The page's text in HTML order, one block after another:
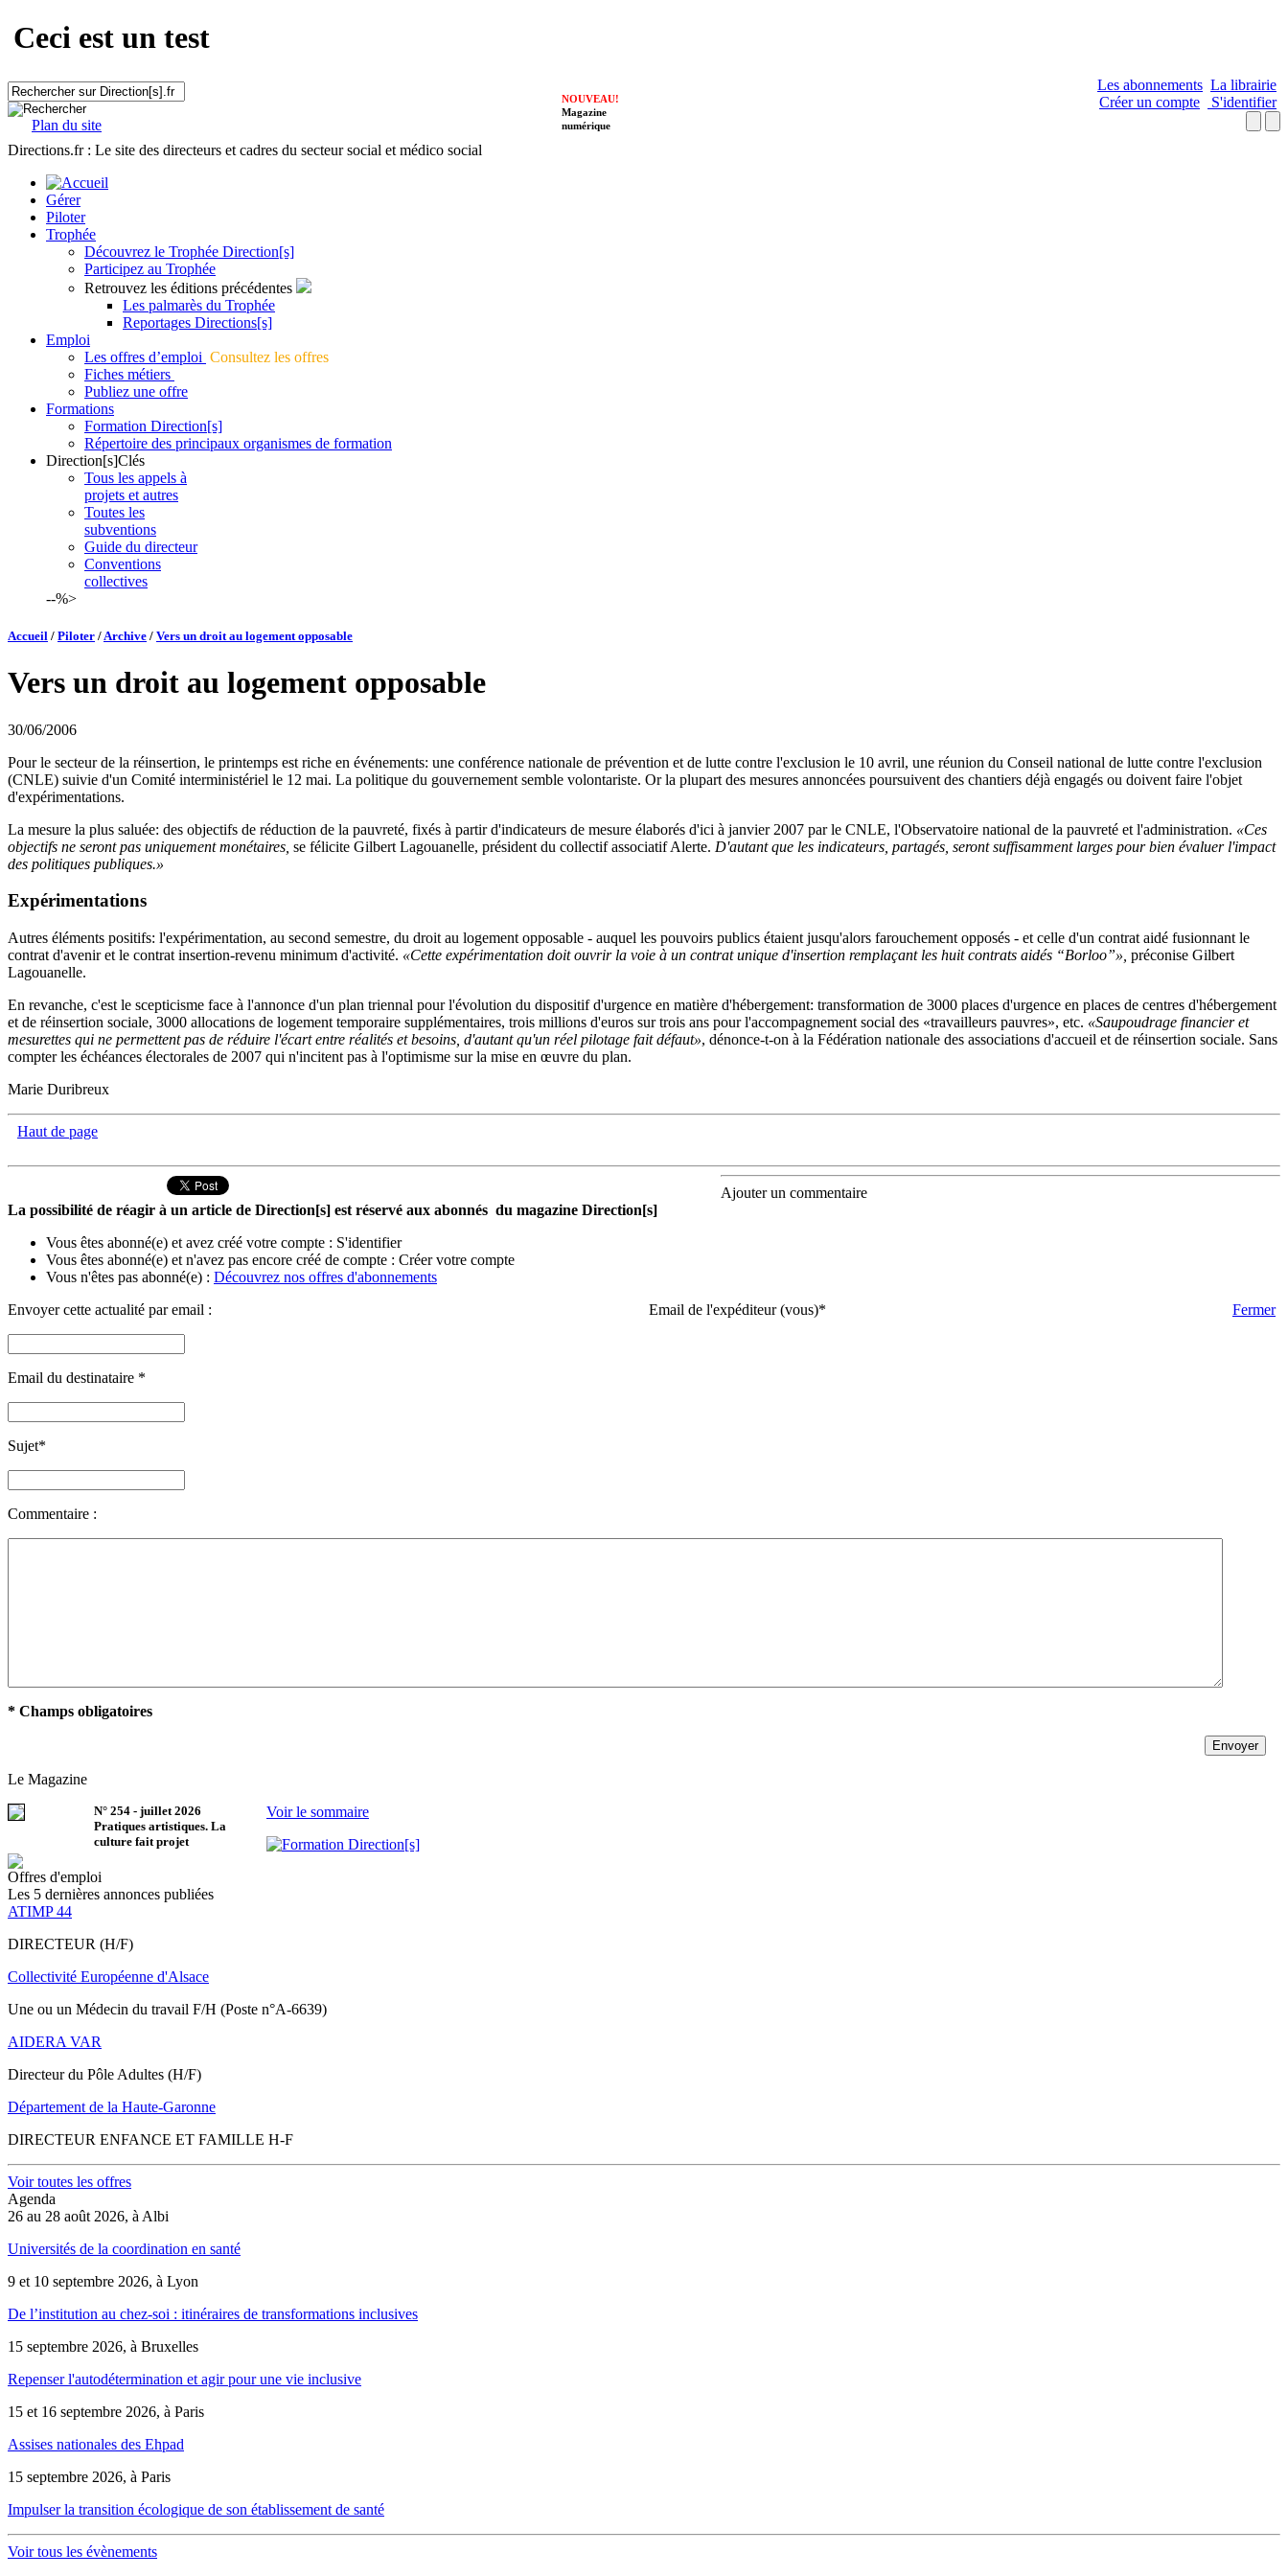
Ceci est un test
Plan du site
Les abonnements La librairie
Créer un compte
S'identifier
NOUVEAU!
Magazine
numérique
Directions.fr : Le site des directeurs et cadres du secteur social et médico social
Gérer
Piloter
Trophée
Découvrez le Trophée Direction[s]
Participez au Trophée
Retrouvez les éditions précédentes
Les palmarès du Trophée
Reportages Directions[s]
Emploi
Les offres d’emploi Consultez les offres
Fiches métiers
Publiez une offre
Formations
Formation Direction[s]
Répertoire des principaux organismes de formation
Direction[s]Clés
Tous les appels à
projets et autres
Toutes les
subventions
Guide du directeur
Conventions
collectives
--%>
Accueil / Piloter /Archive / Vers un droit au logement opposable
Vers un droit au logement opposable
30/06/2006
Pour le secteur de la réinsertion, le printemps est riche en événements: une conférence nationale de prévention et de lutte contre l'exclusion le 10 avril, une réunion du Conseil national de lutte contre l'exclusion
(CNLE) suivie d'un Comité interministériel le 12 mai. La politique du gouvernement semble volontariste. Or la plupart des mesures annoncées poursuivent des chantiers déjà engagés ou doivent faire l'objet
d'expérimentations.
La mesure la plus saluée: des objectifs de réduction de la pauvreté, fixés à partir d'indicateurs de mesure élaborés d'ici à janvier 2007 par le CNLE, l'Observatoire national de la pauvreté et l'administration. «Ces
objectifs ne seront pas uniquement monétaires, se félicite Gilbert Lagouanelle, président du collectif associatif Alerte. D'autant que les indicateurs, partagés, seront suffisamment larges pour bien évaluer l'impact
des politiques publiques.»
Expérimentations
Autres éléments positifs: l'expérimentation, au second semestre, du droit au logement opposable - auquel les pouvoirs publics étaient jusqu'alors farouchement opposés - et celle d'un contrat aidé fusionnant le
contrat d'avenir et le contrat insertion-revenu minimum d'activité. «Cette expérimentation doit ouvrir la voie à un contrat unique d'insertion remplaçant les huit contrats aidés “Borloo”», préconise Gilbert
Lagouanelle.
En revanche, c'est le scepticisme face à l'annonce d'un plan triennal pour l'évolution du dispositif d'urgence en matière d'hébergement: transformation de 3000 places d'urgence en places de centres d'hébergement
et de réinsertion sociale, 3000 allocations de logement temporaire supplémentaires, trois millions d'euros sur trois ans pour l'accompagnement social des «travailleurs pauvres», etc. «Saupoudrage financier et
mesurettes qui ne permettent pas de réduire l'écart entre réalités et besoins, d'autant qu'un réel pilotage fait défaut», dénonce-t-on à la Fédération nationale des associations d'accueil et de réinsertion sociale. Sans
compter les échéances électorales de 2007 qui n'incitent pas à l'optimisme sur la mise en œuvre du plan.
Marie Duribreux
Haut de page
Ajouter un commentaire
La possibilité de réagir à un article de Direction[s] est réservé aux abonnés du magazine Direction[s]
Vous êtes abonné(e) et avez créé votre compte : S'identifier
Vous êtes abonné(e) et n'avez pas encore créé de compte : Créer votre compte
Vous n'êtes pas abonné(e) : Découvrez nos offres d'abonnements
Envoyer cette actualité par email :
Fermer
Email de l'expéditeur (vous)*
Email du destinataire *
Sujet*
Commentaire :
* Champs obligatoires
Le Magazine
N° 254 - juillet 2026
Pratiques artistiques. La
culture fait projet
Voir le sommaire
Offres d'emploi
Les 5 dernières annonces publiées
ATIMP 44
DIRECTEUR (H/F)
Collectivité Européenne d'Alsace
Une ou un Médecin du travail F/H (Poste n°A-6639)
AIDERA VAR
Directeur du Pôle Adultes (H/F)
Département de la Haute-Garonne
DIRECTEUR ENFANCE ET FAMILLE H-F
Voir toutes les offres
Agenda
26 au 28 août 2026, à Albi
Universités de la coordination en santé
9 et 10 septembre 2026, à Lyon
De l’institution au chez-soi : itinéraires de transformations inclusives
15 septembre 2026, à Bruxelles
Repenser l'autodétermination et agir pour une vie inclusive
15 et 16 septembre 2026, à Paris
Assises nationales des Ehpad
15 septembre 2026, à Paris
Impulser la transition écologique de son établissement de santé
Voir tous les évènements